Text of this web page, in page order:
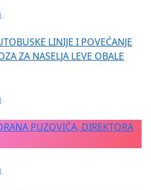
LINIJE I POVEĆANJE
ZA NASELJA LEVE OBALE
PUZOVIĆA, DIREKTORA